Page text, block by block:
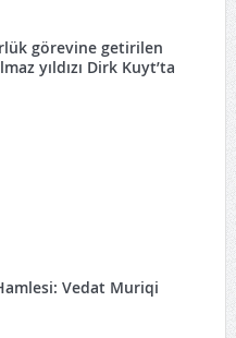
görevine getirilen
yıldızı Dirk Kuyt’ta
Vedat Muriqi